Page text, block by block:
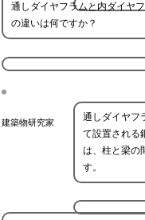
通しダイヤフラムと内ダイヤ
の違いは何ですか？
建築物研究家
通しダイヤフ
て設置される
は、柱と梁の
す。